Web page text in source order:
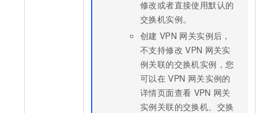
修改或者直接使用默认的
交换机实例。
创建 VPN 网关实例后，
不支持修改 VPN 网关实
例关联的交换机实例，您
可以在 VPN 网关实例的
详情页面查看 VPN 网关
实例关联的交换机、交换